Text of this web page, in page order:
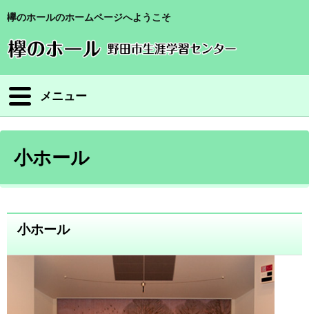
欅のホールのホームページへようこそ
メニュー
小ホール
小ホール